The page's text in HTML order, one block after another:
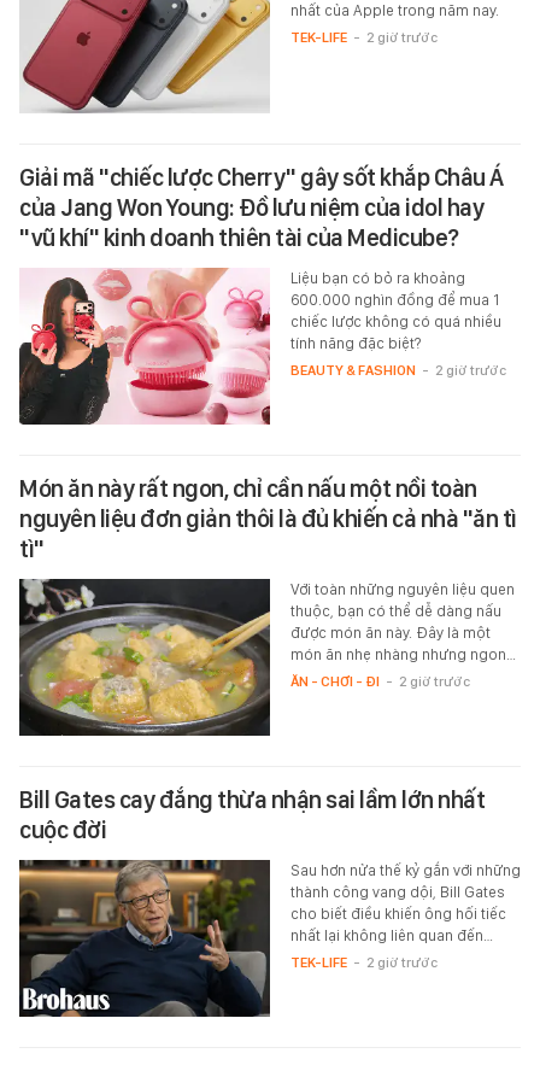
nhất của Apple trong năm nay.
TEK-LIFE - 2 giờ trước
Giải mã "chiếc lược Cherry" gây sốt khắp Châu Á
của Jang Won Young: Đồ lưu niệm của idol hay
"vũ khí" kinh doanh thiên tài của Medicube?
Liệu bạn có bỏ ra khoảng
600.000 nghìn đồng để mua 1
chiếc lược không có quá nhiều
tính năng đặc biệt?
BEAUTY & FASHION - 2 giờ trước
Món ăn này rất ngon, chỉ cần nấu một nồi toàn
nguyên liệu đơn giản thôi là đủ khiến cả nhà "ăn tì
tì"
Với toàn những nguyên liệu quen
thuộc, bạn có thể dễ dàng nấu
được món ăn này. Đây là một
món ăn nhẹ nhàng nhưng ngon…
ĂN - CHƠI - ĐI - 2 giờ trước
Bill Gates cay đắng thừa nhận sai lầm lớn nhất
cuộc đời
Sau hơn nửa thế kỷ gắn với những
thành công vang dội, Bill Gates
cho biết điều khiến ông hối tiếc
nhất lại không liên quan đến…
TEK-LIFE - 2 giờ trước